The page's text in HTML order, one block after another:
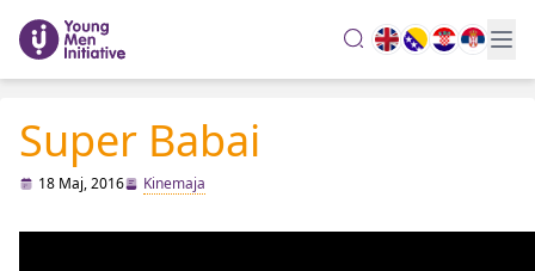
search
Super Babai
18 Maj, 2016 Kinemaja